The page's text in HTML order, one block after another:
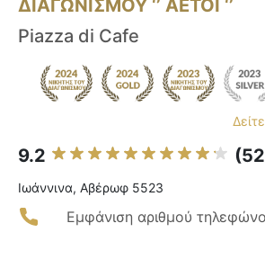
ΔΙΑΓΩΝΙΣΜΟΥ ‘’ ΑΕΤΟΙ ‘’
Piazza di Cafe
9.2
Ιωάννινα, Αβέρωφ 5523
Εμφάνιση αριθμού